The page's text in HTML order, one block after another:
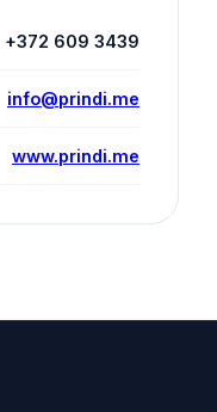
+372 609 3439
info@prindi.me
www.prindi.me